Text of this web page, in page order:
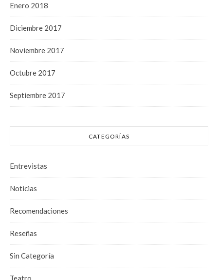
Enero 2018
Diciembre 2017
Noviembre 2017
Octubre 2017
Septiembre 2017
CATEGORÍAS
Entrevistas
Noticias
Recomendaciones
Reseñas
Sin Categoría
Teatro